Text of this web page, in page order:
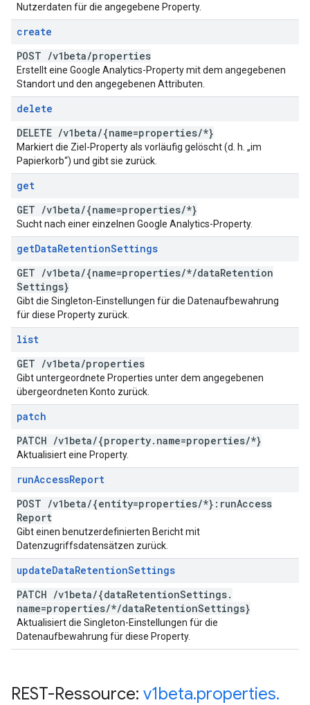
Nutzerdaten für die angegebene Property.
create
POST /v1beta/properties
Erstellt eine Google Analytics-Property mit dem angegebenen
Standort und den angegebenen Attributen.
delete
DELETE /v1beta/{name=properties/*}
Markiert die Ziel-Property als vorläufig gelöscht (d. h. „im
Papierkorb“) und gibt sie zurück.
get
GET /v1beta/{name=properties/*}
Sucht nach einer einzelnen Google Analytics-Property.
getDataRetentionSettings
GET /v1beta/{name=properties/*/dataRetention
Settings}
Gibt die Singleton-Einstellungen für die Datenaufbewahrung
für diese Property zurück.
list
GET /v1beta/properties
Gibt untergeordnete Properties unter dem angegebenen
übergeordneten Konto zurück.
patch
PATCH /v1beta/{property. name=properties/*}
Aktualisiert eine Property.
runAccessReport
POST /v1beta/{entity=properties/*}:runAccess
Report
Gibt einen benutzerdefinierten Bericht mit
Datenzugriffsdatensätzen zurück.
updateDataRetentionSettings
PATCH /v1beta/{dataRetentionSettings.
name=properties/*/dataRetentionSettings}
Aktualisiert die Singleton-Einstellungen für die
Datenaufbewahrung für diese Property.
REST-Ressource: v1beta.properties.